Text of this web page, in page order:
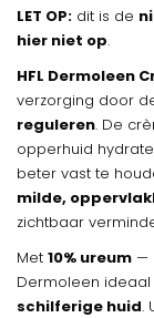
LET OP: dit is de
hier niet op.
HFL Dermoleen
verzorging door
reguleren. De
opperhuid
beter vast te
milde,
zichtbaar
Met 10% ureum —
Dermoleen
schilferige huid.